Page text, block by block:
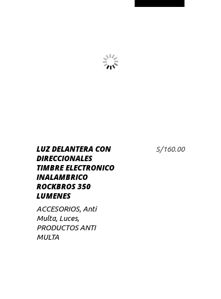
LEER MÁS
LUZ DELANTERA CON
DIRECCIONALES
TIMBRE ELECTRONICO
INALAMBRICO
ROCKBROS 350
LUMENES
S/160.00
ACCESORIOS, Anti
Multa, Luces,
PRODUCTOS ANTI
MULTA